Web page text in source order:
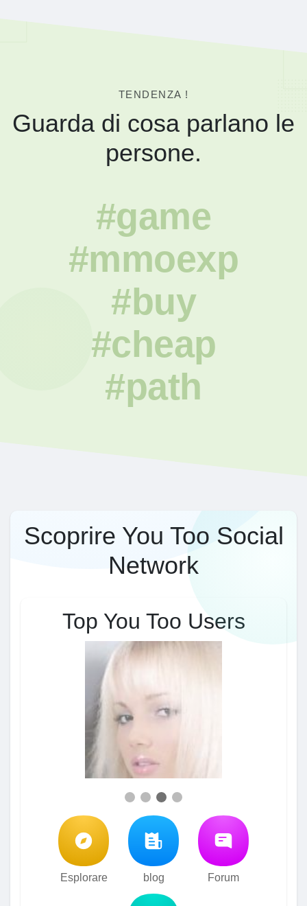
TENDENZA !
Guarda di cosa parlano le
persone.
#game
#mmoexp
#buy
#cheap
#path
Scoprire You Too Social
Network
Top You Too Users
Esplorare blog Forum